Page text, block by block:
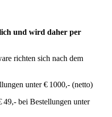
und wird daher per
richten sich nach dem
unter € 1000,- (netto)
49,- bei Bestellungen unter